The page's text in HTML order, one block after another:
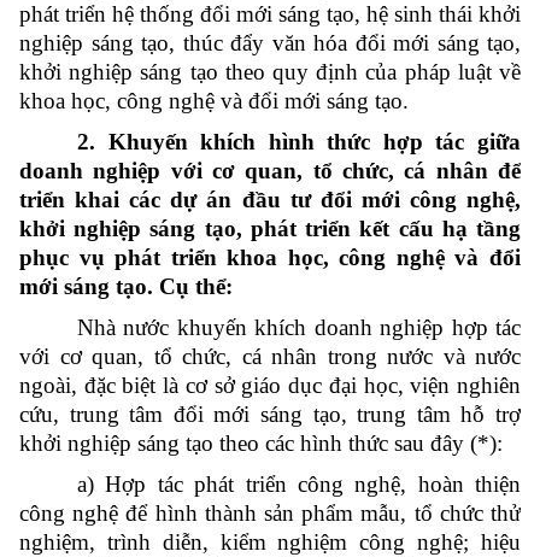
phát triển hệ thống đổi mới sáng tạo, hệ sinh thái khởi
nghiệp sáng tạo, thúc đẩy văn hóa đổi mới sáng tạo,
khởi nghiệp sáng tạo theo quy định của pháp luật về
khoa học, công nghệ và đổi mới sáng tạo.
2. Khuyến khích hình thức hợp tác giữa
doanh nghiệp với cơ quan, tổ chức, cá nhân để
triển khai các dự án đầu tư đổi mới công nghệ,
khởi nghiệp sáng tạo, phát triển kết cấu hạ tầng
phục vụ phát triển khoa học, công nghệ và đổi
mới sáng tạo. Cụ thể:
Nhà nước khuyến khích doanh nghiệp hợp tác
với cơ quan, tổ chức, cá nhân trong nước và nước
ngoài, đặc biệt là cơ sở giáo dục đại học, viện nghiên
cứu, trung tâm đổi mới sáng tạo, trung tâm hỗ trợ
khởi nghiệp sáng tạo theo các hình thức sau đây (*):
a) Hợp tác phát triển công nghệ, hoàn thiện
công nghệ để hình thành sản phẩm mẫu, tổ chức thử
nghiệm, trình diễn, kiểm nghiệm công nghệ; hiệu